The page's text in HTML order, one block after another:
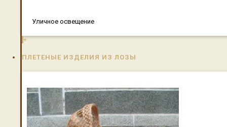
Уличное освещение
+
ПЛЕТЕНЫЕ ИЗДЕЛИЯ ИЗ ЛОЗЫ